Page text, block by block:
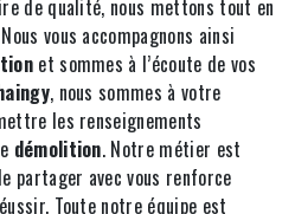
de qualité, nous mettons tout en
vous accompagnons ainsi
et sommes à l’écoute de vos
, nous sommes à votre
les renseignements
démolition. Notre métier est
partager avec vous renforce
Toute notre équipe est